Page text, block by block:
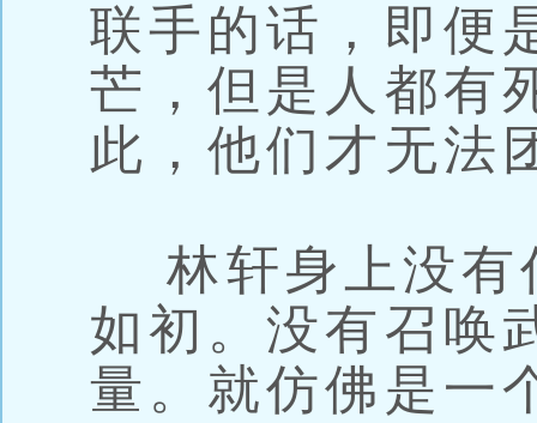
联手的话，即便
芒，但是人都有
此，他们才无法
林轩身上没有
如初。没有召唤
量。就仿佛是一